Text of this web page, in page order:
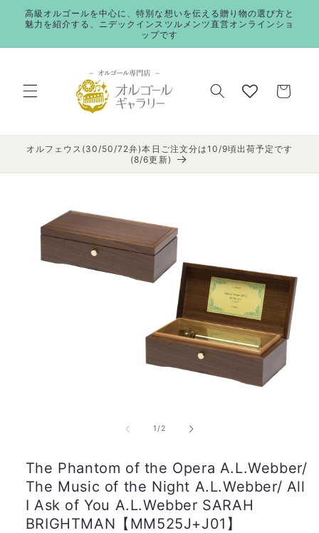
ンツに
進む
高級オルゴールを中心に、特別な想いを伝える贈り物の選び方と
魅力を紹介する、ニデックインスツルメンツ直営オンラインショ
ップです
ー
オルフェウス(30/50/72弁)本日ご注文分は10/9頃出荷予定です
(8/6更新)
キップ
1/の
2
The Phantom of the Opera A.L.Webber/
The Music of the Night A.L.Webber/ All
I Ask of You A.L.Webber SARAH
BRIGHTMAN【MM525J+J01】